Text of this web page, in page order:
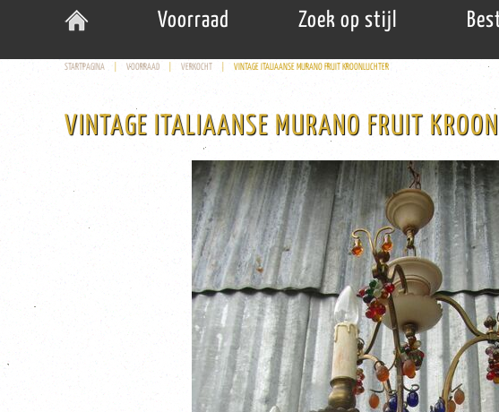
Voorraad Zoek op stijl
STARTPAGINA VOORRAAD VERKOCHT VINTAGE ITALIAANSE MURANO FRUIT KROONLUCHTER
VINTAGE ITALIAANSE MURANO FRUIT